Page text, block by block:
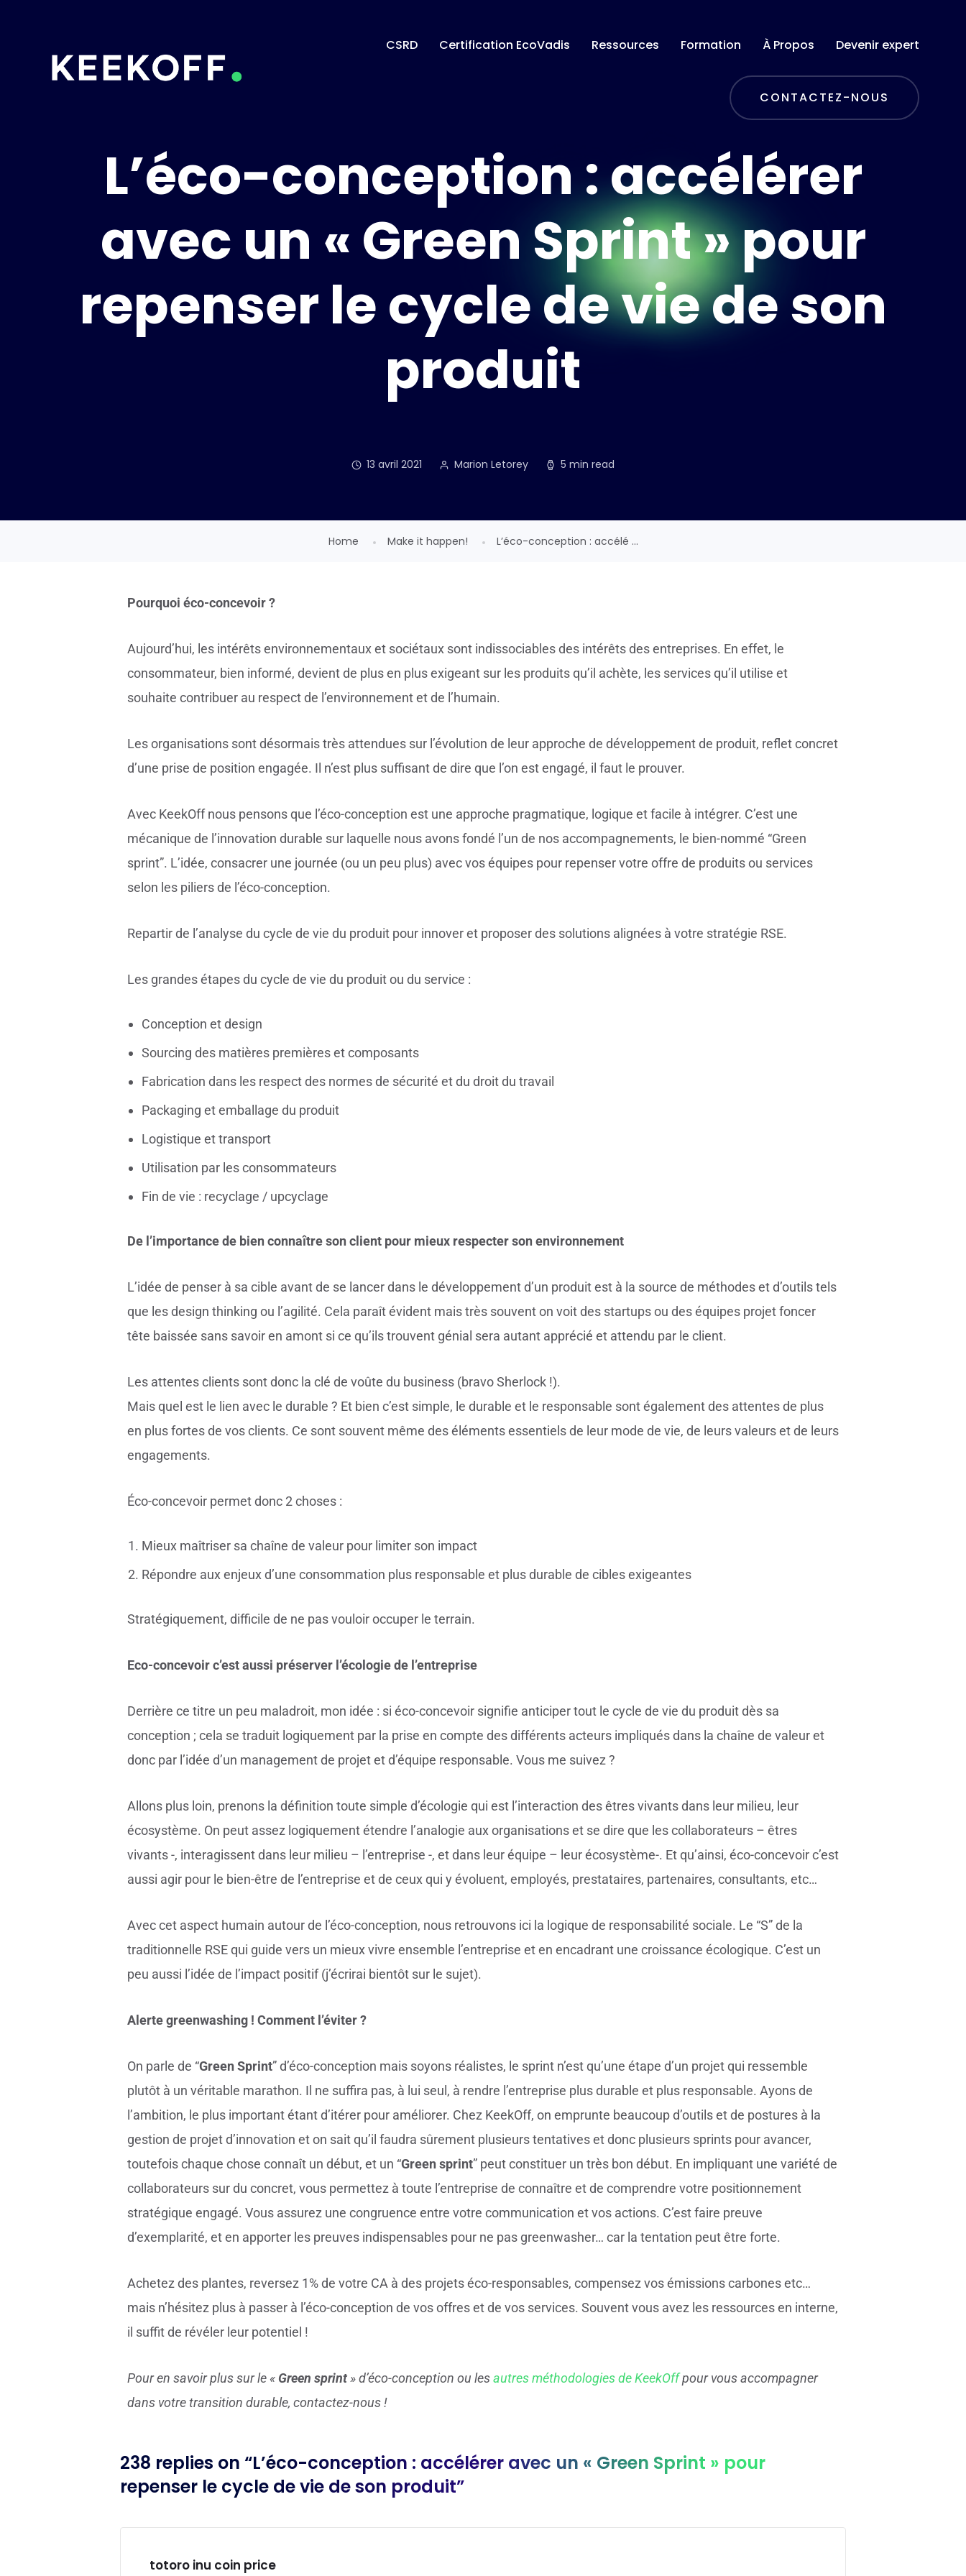
CSRD Certification EcoVadis Ressources Formation À Propos Devenir expert
CONTACTEZ-NOUS
L’éco-conception : accélérer
avec un « Green Sprint » pour
repenser le cycle de vie de son
produit
13 avril 2021 Marion Letorey 5 min read
Home Make it happen! L’éco-conception : accélé ...
Pourquoi éco-concevoir ?
Aujourd’hui, les intérêts environnementaux et sociétaux sont indissociables des intérêts des entreprises. En effet, le
consommateur, bien informé, devient de plus en plus exigeant sur les produits qu’il achète, les services qu’il utilise et
souhaite contribuer au respect de l’environnement et de l’humain.
Les organisations sont désormais très attendues sur l’évolution de leur approche de développement de produit, reflet concret
d’une prise de position engagée. Il n’est plus suffisant de dire que l’on est engagé, il faut le prouver.
Avec KeekOff nous pensons que l’éco-conception est une approche pragmatique, logique et facile à intégrer. C’est une
mécanique de l’innovation durable sur laquelle nous avons fondé l’un de nos accompagnements, le bien-nommé “Green
sprint”. L’idée, consacrer une journée (ou un peu plus) avec vos équipes pour repenser votre offre de produits ou services
selon les piliers de l’éco-conception.
Repartir de l’analyse du cycle de vie du produit pour innover et proposer des solutions alignées à votre stratégie RSE.
Les grandes étapes du cycle de vie du produit ou du service :
Conception et design
Sourcing des matières premières et composants
Fabrication dans les respect des normes de sécurité et du droit du travail
Packaging et emballage du produit
Logistique et transport
Utilisation par les consommateurs
Fin de vie : recyclage / upcyclage
De l’importance de bien connaître son client pour mieux respecter son environnement
L’idée de penser à sa cible avant de se lancer dans le développement d’un produit est à la source de méthodes et d’outils tels
que les design thinking ou l’agilité. Cela paraît évident mais très souvent on voit des startups ou des équipes projet foncer
tête baissée sans savoir en amont si ce qu’ils trouvent génial sera autant apprécié et attendu par le client.
Les attentes clients sont donc la clé de voûte du business (bravo Sherlock !).
Mais quel est le lien avec le durable ? Et bien c’est simple, le durable et le responsable sont également des attentes de plus
en plus fortes de vos clients. Ce sont souvent même des éléments essentiels de leur mode de vie, de leurs valeurs et de leurs
engagements.
Éco-concevoir permet donc 2 choses :
Mieux maîtriser sa chaîne de valeur pour limiter son impact
Répondre aux enjeux d’une consommation plus responsable et plus durable de cibles exigeantes
Stratégiquement, difficile de ne pas vouloir occuper le terrain.
Eco-concevoir c’est aussi préserver l’écologie de l’entreprise
Derrière ce titre un peu maladroit, mon idée : si éco-concevoir signifie anticiper tout le cycle de vie du produit dès sa
conception ; cela se traduit logiquement par la prise en compte des différents acteurs impliqués dans la chaîne de valeur et
donc par l’idée d’un management de projet et d’équipe responsable. Vous me suivez ?
Allons plus loin, prenons la définition toute simple d’écologie qui est l’interaction des êtres vivants dans leur milieu, leur
écosystème. On peut assez logiquement étendre l’analogie aux organisations et se dire que les collaborateurs – êtres
vivants -, interagissent dans leur milieu – l’entreprise -, et dans leur équipe – leur écosystème-. Et qu’ainsi, éco-concevoir c’est
aussi agir pour le bien-être de l’entreprise et de ceux qui y évoluent, employés, prestataires, partenaires, consultants, etc…
Avec cet aspect humain autour de l’éco-conception, nous retrouvons ici la logique de responsabilité sociale. Le “S” de la
traditionnelle RSE qui guide vers un mieux vivre ensemble l’entreprise et en encadrant une croissance écologique. C’est un
peu aussi l’idée de l’impact positif (j’écrirai bientôt sur le sujet).
Alerte greenwashing ! Comment l’éviter ?
On parle de “Green Sprint” d’éco-conception mais soyons réalistes, le sprint n’est qu’une étape d’un projet qui ressemble
plutôt à un véritable marathon. Il ne suffira pas, à lui seul, à rendre l’entreprise plus durable et plus responsable. Ayons de
l’ambition, le plus important étant d’itérer pour améliorer. Chez KeekOff, on emprunte beaucoup d’outils et de postures à la
gestion de projet d’innovation et on sait qu’il faudra sûrement plusieurs tentatives et donc plusieurs sprints pour avancer,
toutefois chaque chose connaît un début, et un “Green sprint” peut constituer un très bon début. En impliquant une variété de
collaborateurs sur du concret, vous permettez à toute l’entreprise de connaître et de comprendre votre positionnement
stratégique engagé. Vous assurez une congruence entre votre communication et vos actions. C’est faire preuve
d’exemplarité, et en apporter les preuves indispensables pour ne pas greenwasher… car la tentation peut être forte.
Achetez des plantes, reversez 1% de votre CA à des projets éco-responsables, compensez vos émissions carbones etc…
mais n’hésitez plus à passer à l’éco-conception de vos offres et de vos services. Souvent vous avez les ressources en interne,
il suffit de révéler leur potentiel !
Pour en savoir plus sur le « Green sprint» d’éco-conception ou lesautres méthodologies de KeekOffpour vous accompagner
dans votre transition durable, contactez-nous !
238 replies on “L’éco-conception : accélérer avec un « Green Sprint » pour
repenser le cycle de vie de son produit”
totoro inu coin price